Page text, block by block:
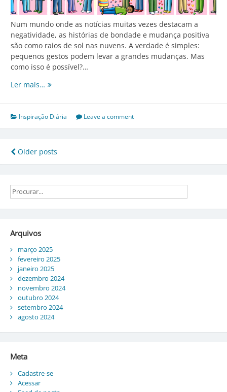
Num mundo onde as notícias muitas vezes destacam a
negatividade, as histórias de bondade e mudança positiva
são como raios de sol nas nuvens. A verdade é simples:
pequenos gestos podem levar a grandes mudanças. Mas
como isso é possível?…
Ler mais… Pequenos
Mudanças:
Como
Simples
Inspiração Diária Leave a comment
Navegação
por
posts
Older posts
Arquivos
março 2025
fevereiro 2025
janeiro 2025
dezembro 2024
novembro 2024
outubro 2024
setembro 2024
agosto 2024
Meta
Cadastre-se
Acessar